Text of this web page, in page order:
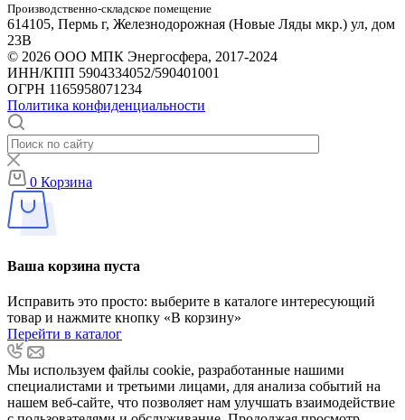
Производственно-складское помещение
614105, Пермь г, Железнодорожная (Новые Ляды мкр.) ул, дом
23В
© 2026 ООО МПК Энергосфера, 2017-2024
ИНН/КПП 5904334052/590401001
ОГРН 1165958071234
Политика конфиденциальности
0 Корзина
Ваша корзина пуста
Исправить это просто: выберите в каталоге интересующий
товар и нажмите кнопку «В корзину»
Перейти в каталог
Мы используем файлы cookie, разработанные нашими
специалистами и третьими лицами, для анализа событий на
нашем веб-сайте, что позволяет нам улучшать взаимодействие